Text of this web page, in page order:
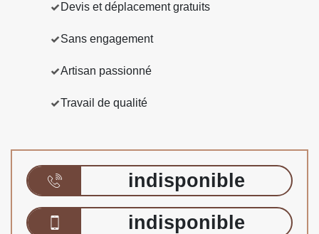
Devis et déplacement gratuits
Sans engagement
Artisan passionné
Travail de qualité
indisponible
indisponible